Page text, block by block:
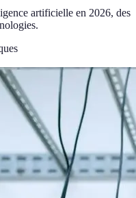
artificielle en 2026, des